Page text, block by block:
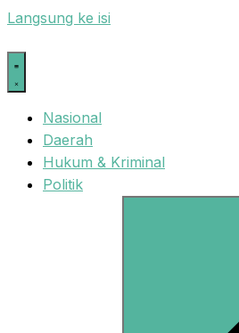
Langsung ke isi
Nasional
Daerah
Hukum & Kriminal
Politik